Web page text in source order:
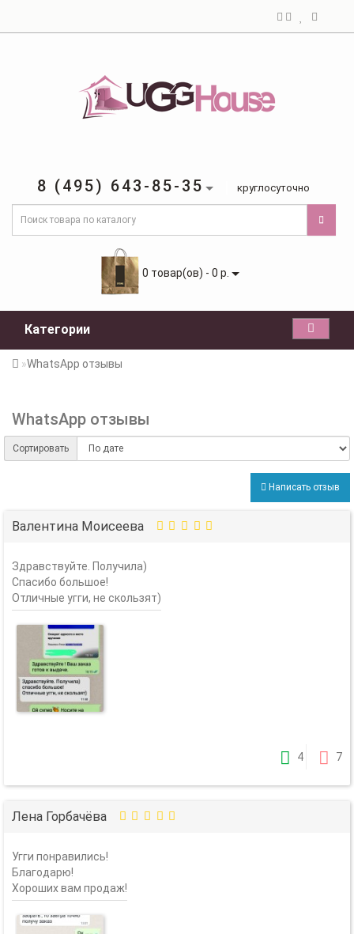
8 (495) 643-85-35 круглосуточно
0 товар(ов) - 0 р.
Категории
WhatsApp отзывы
WhatsApp отзывы
Сортировать
Написать отзыв
Валентина Моисеева
Здравствуйте. Получила)
Спасибо большое!
Отличные угги, не скользят)
4 7
Лена Горбачёва
Угги понравились!
Благодарю!
Хороших вам продаж!